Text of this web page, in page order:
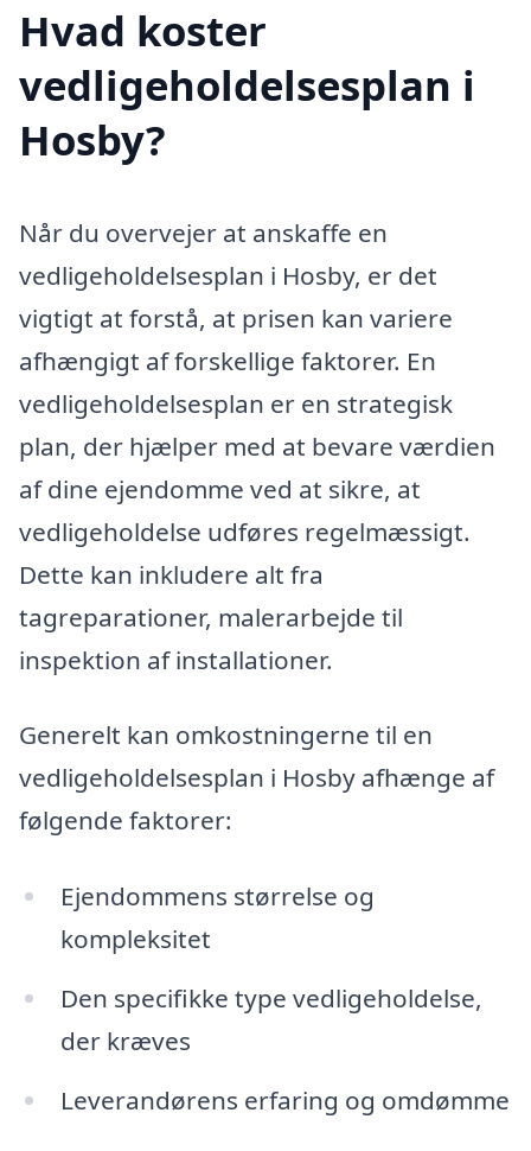
Hvad koster
vedligeholdelsesplan i
Hosby?
Når du overvejer at anskaffe en
vedligeholdelsesplan i Hosby, er det
vigtigt at forstå, at prisen kan variere
afhængigt af forskellige faktorer. En
vedligeholdelsesplan er en strategisk
plan, der hjælper med at bevare værdien
af dine ejendomme ved at sikre, at
vedligeholdelse udføres regelmæssigt.
Dette kan inkludere alt fra
tagreparationer, malerarbejde til
inspektion af installationer.
Generelt kan omkostningerne til en
vedligeholdelsesplan i Hosby afhænge af
følgende faktorer:
Ejendommens størrelse og
kompleksitet
Den specifikke type vedligeholdelse,
der kræves
Leverandørens erfaring og omdømme